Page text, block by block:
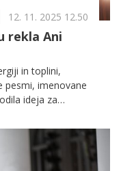
12. 11. 2025 12.50
rekla Ani
in toplini,
pesmi, imenovane
ideja za
čudovit
in o tem,